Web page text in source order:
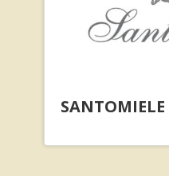
SANTOMIELE